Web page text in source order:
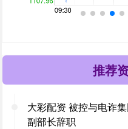
推荐
大彩配资 被控与电诈
副部长辞职